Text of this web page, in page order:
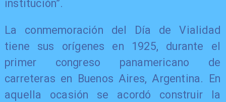
institución”.
La conmemoración del Día de Vialidad
tiene sus orígenes en 1925, durante el
primer congreso panamericano de
carreteras en Buenos Aires, Argentina. En
aquella ocasión se acordó construir la